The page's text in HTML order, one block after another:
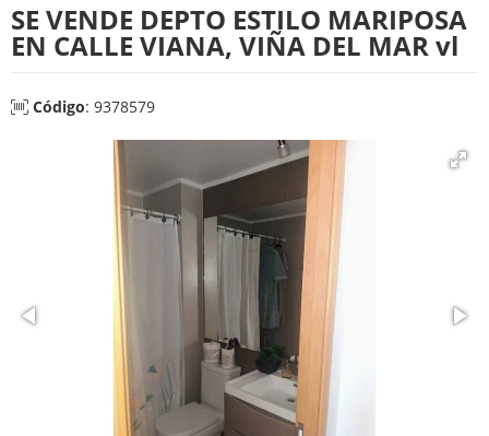
SE VENDE DEPTO ESTILO MARIPOSA
EN CALLE VIANA, VIÑA DEL MAR vl
Código: 9378579